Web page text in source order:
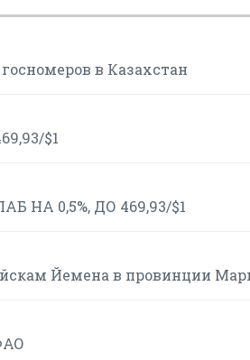
в Казахстан
$1
НА 0,5%, ДО 469,93/$1
Йемена в провинции